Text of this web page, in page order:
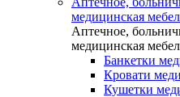
медицинская
Аптечное,
медицинская
Банкетки
Кровати
Кушетки